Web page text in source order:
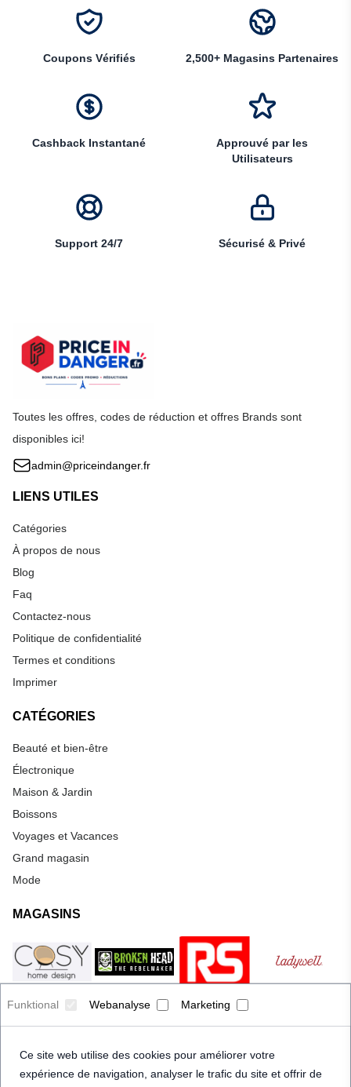
Coupons Vérifiés 2,500+ Magasins Partenaires
Cashback Instantané
Approuvé par les
Utilisateurs
Support 24/7 Sécurisé & Privé
Funktional Webanalyse Marketing
Ce site web utilise des cookies pour améliorer votre
expérience de navigation, analyser le trafic du site et offrir de
Toutes les offres, codes de réduction et offres Brands sont
disponibles ici!
admin@priceindanger.fr
LIENS UTILES
Catégories
À propos de nous
Blog
Faq
Contactez-nous
Politique de confidentialité
Termes et conditions
Imprimer
CATÉGORIES
Beauté et bien-être
Électronique
Maison & Jardin
Boissons
Voyages et Vacances
Grand magasin
Mode
MAGASINS